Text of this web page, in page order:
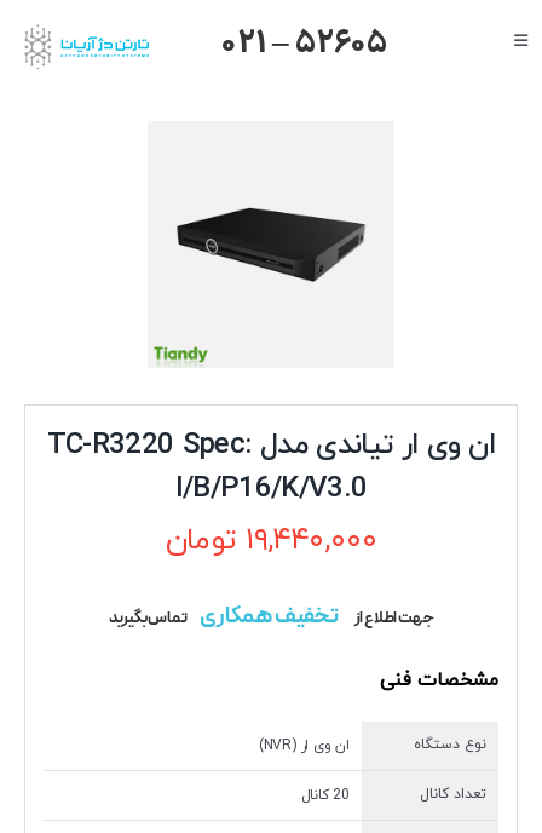
to
Toggle
درباره ما
021 – 52605
ان وی ار تیاندی مدل TC-R3220 Spec:
I/B/P16/K/V3.0
۱۹,۴۴۰,۰۰۰ تومان
جهت اطلاع از تخفیف همکاری تماس بگیرید
مشخصات فنی
نوع دستگاه ان وی ار (NVR)
تعداد کانال 20 کانال